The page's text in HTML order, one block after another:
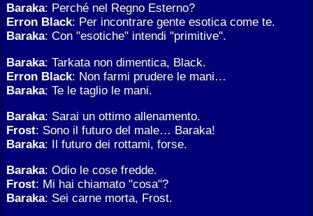
Baraka: Perché nel Regno Esterno?
Erron Black: Per incontrare gente esotica come te.
Baraka: Con "esotiche" intendi "primitive".
Baraka: Tarkata non dimentica, Black.
Erron Black: Non farmi prudere le mani…
Baraka: Te le taglio le mani.
Baraka: Sarai un ottimo allenamento.
Frost: Sono il futuro del male… Baraka!
Baraka: Il futuro dei rottami, forse.
Baraka: Odio le cose fredde.
Frost: Mi hai chiamato "cosa"?
Baraka: Sei carne morta, Frost.